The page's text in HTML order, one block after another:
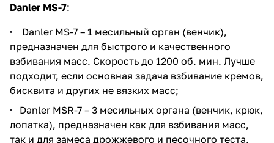
Danler MS-7:
Danler MS-7 – 1 месильный орган (венчик),
предназначен для быстрого и качественного
взбивания масс. Скорость до 1200 об. мин. Лучше
подходит, если основная задача взбивание кремов,
бисквита и других не вязких масс;
Danler MSR-7 – 3 месильных органа (венчик, крюк,
лопатка), предназначен как для взбивания масс,
так и для замеса дрожжевого и песочного теста.